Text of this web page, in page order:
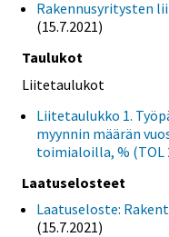
Rakennusyritysten
(15.7.2021)
Taulukot
Liitetaulukot
Liitetaulukko 1.
myynnin määrän
toimialoilla, % (TOL
Laatuselosteet
Laatuseloste:
(15.7.2021)